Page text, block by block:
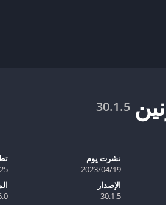
30.1.5
نشرت يوم
19‏/04‏/2023
الإصدار
30.1.5